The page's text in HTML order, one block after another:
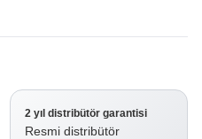
2 yıl distribütör garantisi
Resmi distribütör